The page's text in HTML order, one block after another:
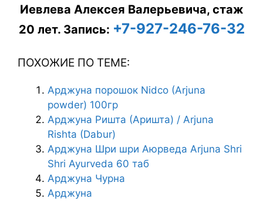
Иевлева Алексея Валерьевича, стаж
20 лет. Запись: +7-927-246-76-32
ПОХОЖИЕ ПО ТЕМЕ:
Арджуна порошок Nidco (Arjuna
powder) 100гр
Арджуна Ришта (Аришта) / Arjuna
Rishta (Dabur)
Арджуна Шри шри Аюрведа Arjuna Shri
Shri Ayurveda 60 таб
Арджуна Чурна
Арджуна